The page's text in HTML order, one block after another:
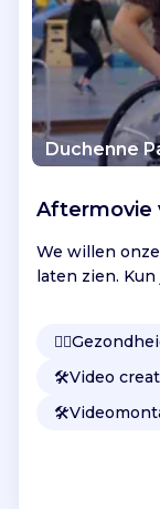
g
a
n
i
e
r
n
e
t
Duchenne
Aftermovie
We willen
laten zien.
👩‍⚕️
🛠️Video
🛠️